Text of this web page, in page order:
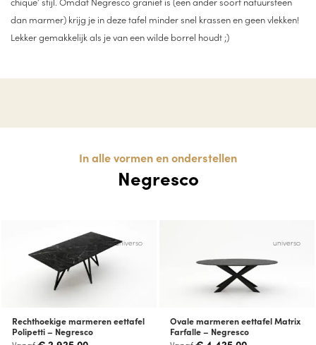
dan marmer) krijg je in deze tafel minder snel krassen en geen vlekken!
Lekker gemakkelijk als je van een wilde borrel houdt ;)
In alle vormen en onderstellen
Negresco
Rechthoekige marmeren eettafel
Polipetti – Negresco
universo
Ovale marmeren eettafel Matrix
Farfalle – Negresco
universo